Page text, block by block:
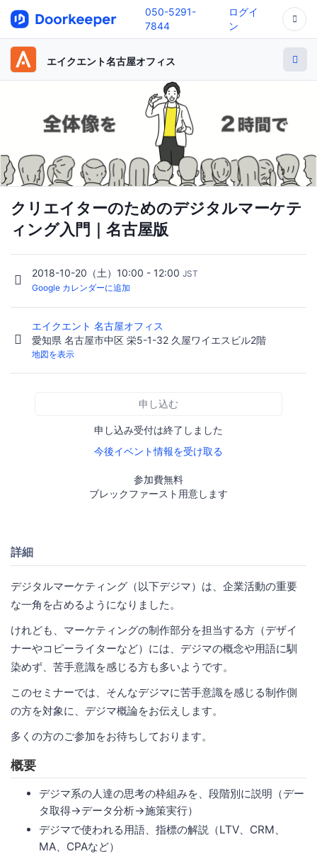
050-5291-
7844
ログイ
ン
エイクエント名古屋オフィス
クリエイターのためのデジタルマーケテ
ィング入門｜名古屋版
2018-10-20（土）10:00 - 12:00 JST
Google カレンダーに追加
エイクエント 名古屋オフィス
愛知県 名古屋市中区 栄5-1-32 久屋ワイエスビル2階
地図を表示
申し込む
申し込み受付は終了しました
今後イベント情報を受け取る
参加費無料
ブレックファースト用意します
詳細
デジタルマーケティング（以下デジマ）は、企業活動の重要
な一角を占めるようになりました。
けれども、マーケティングの制作部分を担当する方（デザイ
ナーやコピーライターなど）には、デジマの概念や用語に馴
染めず、苦手意識を感じる方も多いようです。
このセミナーでは、そんなデジマに苦手意識を感じる制作側
の方を対象に、デジマ概論をお伝えします。
多くの方のご参加をお待ちしております。
概要
デジマ系の人達の思考の枠組みを、段階別に説明（デー
タ取得→データ分析→施策実行）
デジマで使われる用語、指標の解説（LTV、CRM、
MA、CPAなど）